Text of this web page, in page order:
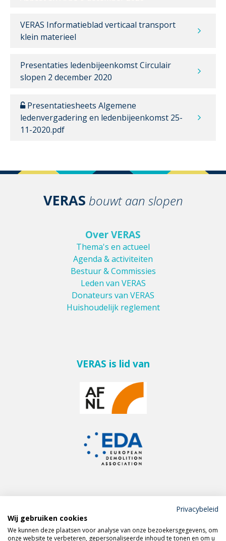
VERAS Informatieblad verticaal transport
klein materieel
Presentaties ledenbijeenkomst Circulair
slopen 2 december 2020
Presentatiesheets Algemene
ledenvergadering en ledenbijeenkomst 25-
11-2020.pdf
VERAS bouwt aan slopen
Over VERAS
Thema's en actueel
Agenda & activiteiten
Bestuur & Commissies
Leden van VERAS
Donateurs van VERAS
Huishoudelijk reglement
VERAS is lid van
Meld je aan voor de
VERAS nieuwsbrief
Privacybeleid
Wij gebruiken cookies
We kunnen deze plaatsen voor analyse van onze bezoekersgegevens, om
onze website te verbeteren, gepersonaliseerde inhoud te tonen en om u